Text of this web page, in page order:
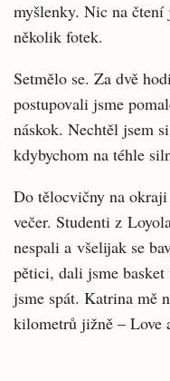
myšlenky. Nic na čtení
několik fotek.
Setmělo se. Za dvě
postupovali jsme
náskok. Nechtěl jsem
kdybychom na téhle
Do tělocvičny na
večer. Studenti z
nespali a všelijak se
pětici, dali jsme
jsme spát. Katrina mě
kilometrů jižně – Love